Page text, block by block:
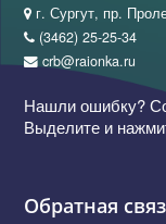
г. Сургут, пр.
(3462) 25-25-34
crb@raionka.ru
Нашли ошибку?
Выделите и
Обратная